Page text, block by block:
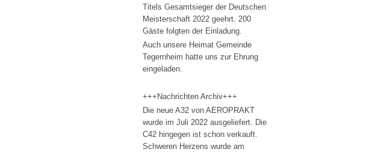
Titels Gesamtsieger der Deutschen
Meisterschaft 2022 geehrt. 200
Gäste folgten der Einladung.
Auch unsere Heimat Gemeinde
Tegernheim hatte uns zur Ehrung
eingeladen.
+++Nachrichten Archiv+++
Die neue A32 von AEROPRAKT
wurde im Juli 2022 ausgeliefert. Die
C42 hingegen ist schon verkauft.
Schweren Herzens wurde am